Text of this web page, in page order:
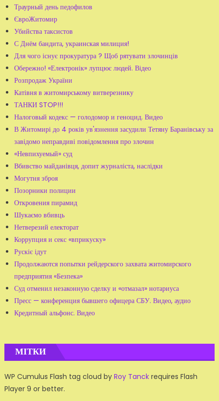
Траурный день педофилов
ЄвроЖитомир
Убийства таксистов
С Днём бандита, украинская милиция!
Для чого існує прокуратура ? Щоб рятувати злочинців
Обережно! «Електронік» лупцює людей. Відео
Розпродаж України
Катівня в житомирському витверезнику
ТАНКИ STOP!!!
Налоговый кодекс — голодомор и геноцид. Видео
В Житомирі до 4 років ув'язнення засудили Тетяну Баранівську за
завідомо неправдиві повідомлення про злочин
«Невпихуемый» суд
Вбивство майданівця, допит журналіста, наслідки
Могутня зброя
Позорники полиции
Откровения пирамид
Шукаємо вбивць
Нетверезий електорат
Коррупция и секс «вприкуску»
Рускіє ідут
Продолжаются попытки рейдерского захвата житомирского
предприятия «Безпека»
Суд отменил незаконную сделку и «отмазал» нотариуса
Пресс — конференция бывшего офицера СБУ. Видео, аудио
Кредитный альфонс. Видео
МІТКИ
WP Cumulus Flash tag cloud by Roy Tanckrequires Flash
Player 9 or better.